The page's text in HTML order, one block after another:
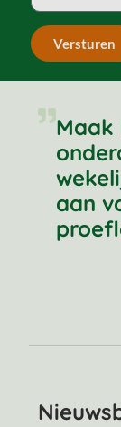
Versturen
Maak
aan